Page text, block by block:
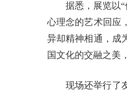
据悉，展览以
心理念的艺术回应
异却精神相通，成
国文化的交融之美
现场还举行了